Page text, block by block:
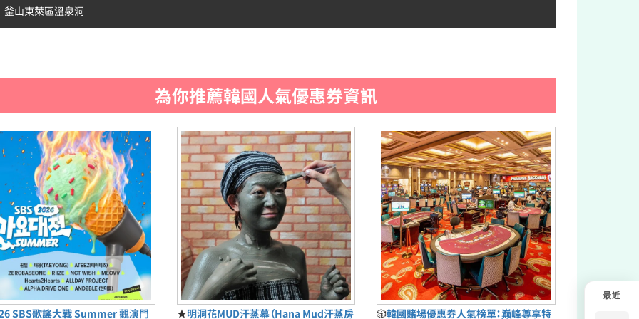
釜山東萊區溫泉洞
為你推薦韓國人氣優惠券資訊
SBS歌謠大戰 Summer 觀演門 ★明洞花MUD汗蒸幕（Hana Mud汗蒸房 🎲韓國賭場優惠券人氣榜單：巅峰尊享特
最近